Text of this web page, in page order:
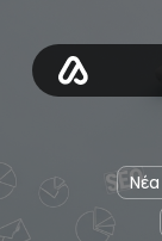
main
Νέα